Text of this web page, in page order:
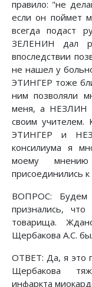
правило: "не
если он поймет
всегда подаст
ЗЕЛЕНИН дал
впоследствии
не нашел у
ЭТИНГЕР тоже
ним позволяли
меня, а НЕЗЛИН
своим учителем.
ЭТИНГЕР и
консилиума я
моему
присоединились
ВОПРОС: Будем
признались,
товарища.
Щербакова А.С.
ОТВЕТ: Да, я это
Щербакова
инфаркта